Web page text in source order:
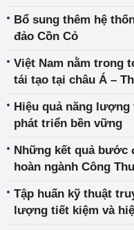
Bổ sung thêm hệ
đảo Cồn Cỏ
Việt Nam nằm trong
tái tạo tại châu Á –
Hiệu quả năng
phát triển bền vững
Những kết quả bước
hoàn ngành Công
Tập huấn kỹ thuật
lượng tiết kiệm và